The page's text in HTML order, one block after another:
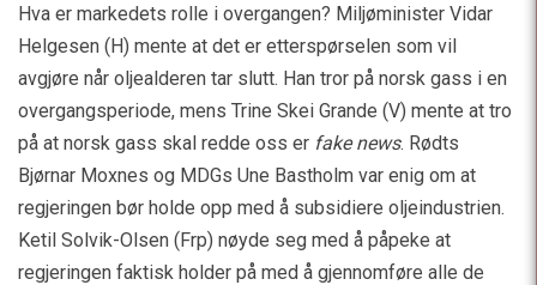
Hva er markedets rolle i overgangen? Miljøminister Vidar
Helgesen (H) mente at det er etterspørselen som vil
avgjøre når oljealderen tar slutt. Han tror på norsk gass i en
overgangsperiode, mens Trine Skei Grande (V) mente at tro
på at norsk gass skal redde oss er fake news. Rødts
Bjørnar Moxnes og MDGs Une Bastholm var enig om at
regjeringen bør holde opp med å subsidiere oljeindustrien.
Ketil Solvik-Olsen (Frp) nøyde seg med å påpeke at
regjeringen faktisk holder på med å gjennomføre alle de